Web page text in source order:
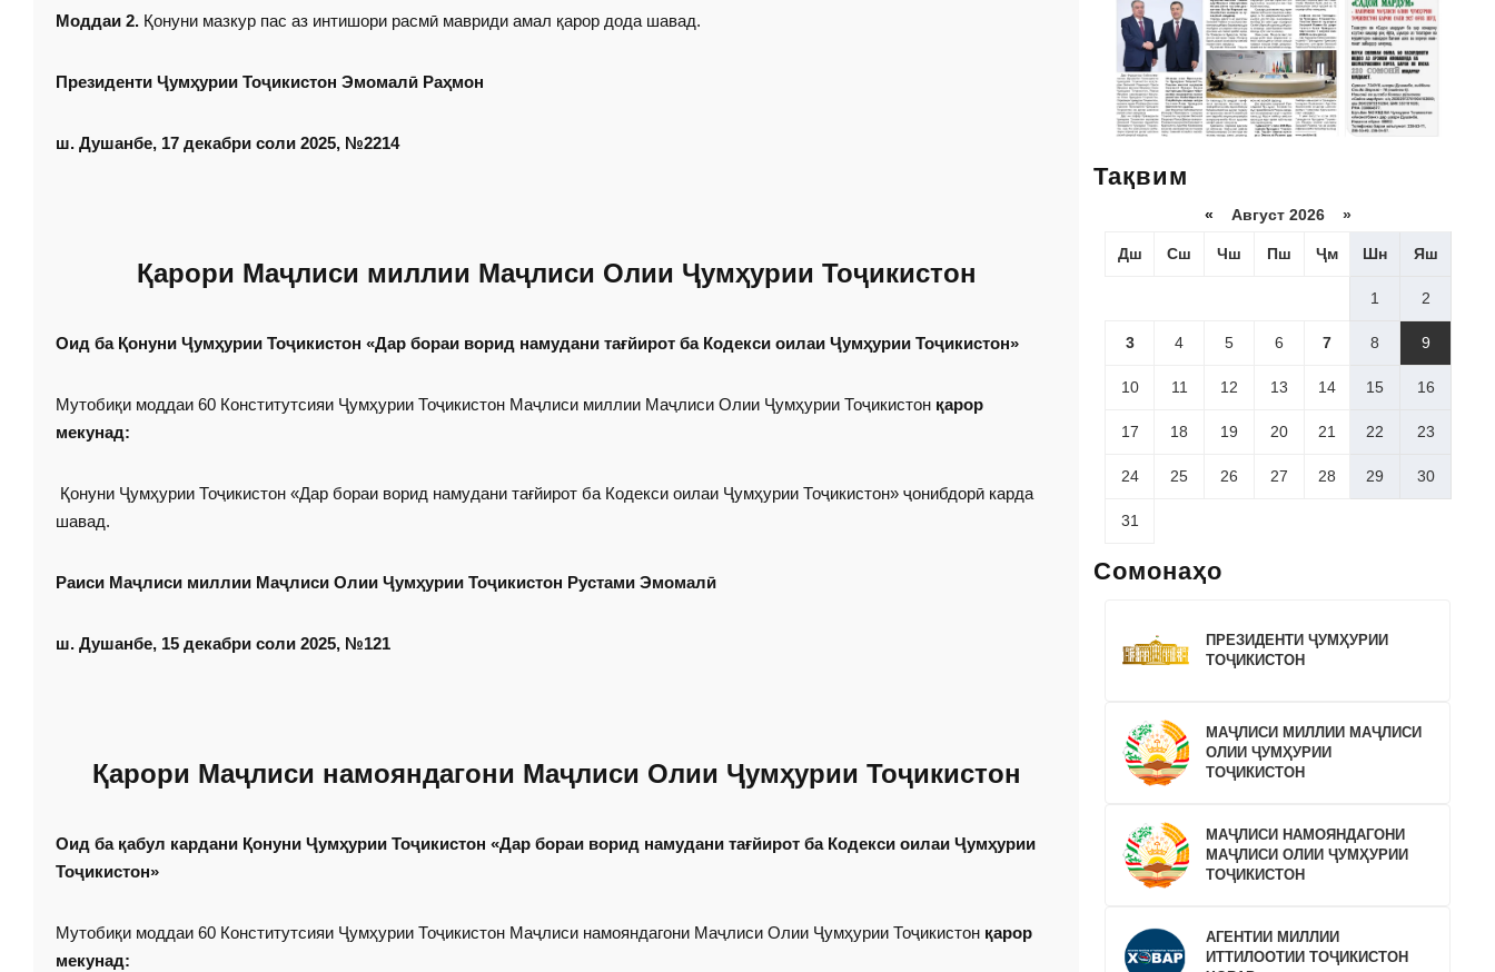
Моддаи 2. Қонуни мазкур пас аз интишори расмӣ мавриди амал қарор дода шавад.
Президенти Ҷумҳурии Тоҷикистон Эмомалӣ Раҳмон
ш. Душанбе, 17 декабри соли 2025, №2214
Қарори Маҷлиси миллии Маҷлиси Олии Ҷумҳурии Тоҷикистон
Оид ба Қонуни Ҷумҳурии Тоҷикистон «Дар бораи ворид намудани тағйирот ба Кодекси оилаи Ҷумҳурии Тоҷикистон»
Мутобиқи моддаи 60 Конститутсияи Ҷумҳурии Тоҷикистон Маҷлиси миллии Маҷлиси Олии Ҷумҳурии Тоҷикистон қарор
мекунад:
Қонуни Ҷумҳурии Тоҷикистон «Дар бораи ворид намудани тағйирот ба Кодекси оилаи Ҷумҳурии Тоҷикистон» ҷонибдорӣ карда
шавад.
Раиси Маҷлиси миллии Маҷлиси Олии Ҷумҳурии Тоҷикистон Рустами Эмомалӣ
ш. Душанбе, 15 декабри соли 2025, №121
Қарори Маҷлиси намояндагони Маҷлиси Олии Ҷумҳурии Тоҷикистон
Оид ба қабул кардани Қонуни Ҷумҳурии Тоҷикистон «Дар бораи ворид намудани тағйирот ба Кодекси оилаи Ҷумҳурии
Тоҷикистон»
Мутобиқи моддаи 60 Конститутсияи Ҷумҳурии Тоҷикистон Маҷлиси намояндагони Маҷлиси Олии Ҷумҳурии Тоҷикистон қарор
мекунад:
Тақвим
« Август 2026 »
Дш Сш Чш Пш Ҷм Шн Яш
1 2
3 4 5 6 7 8 9
10 11 12 13 14 15 16
17 18 19 20 21 22 23
24 25 26 27 28 29 30
31
Сомонаҳо
ПРЕЗИДЕНТИ ҶУМҲУРИИ
ТОҶИКИСТОН
МАҶЛИСИ МИЛЛИИ МАҶЛИСИ
ОЛИИ ҶУМҲУРИИ
ТОҶИКИСТОН
МАҶЛИСИ НАМОЯНДАГОНИ
МАҶЛИСИ ОЛИИ ҶУМҲУРИИ
ТОҶИКИСТОН
АГЕНТИИ МИЛЛИИ
ИТТИЛООТИИ ТОҶИКИСТОН